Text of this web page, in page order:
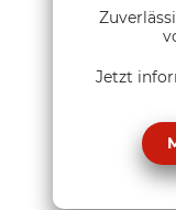
Jetzt